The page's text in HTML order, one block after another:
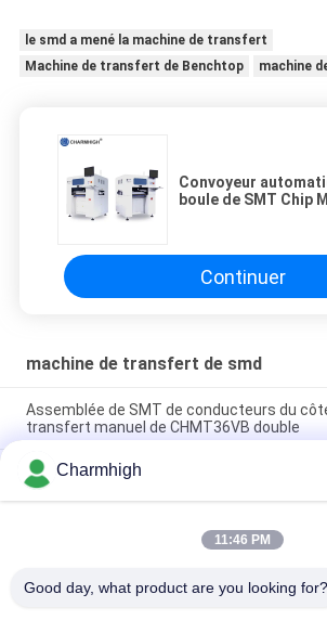
le smd a mené la machine de transfert
Machine de transfert de Benchtop
machine
Convoyeur
boule de SMT Chip
Continuer
machine de transfert de smd
Assemblée de SMT de conducteurs du
transfert manuel de CHMT36VB double
2 robot de transfert tout des conducteurs
Benchtop SMD des têtes 58 dans un Chip
Compacte industriel SMD machine de
placement TC06 monteur de puce pour la
Charmhigh
11:46 PM
Good day, what product are you looking for?